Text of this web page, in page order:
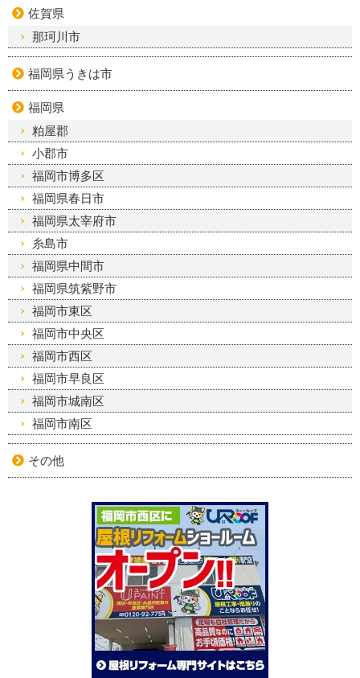
佐賀県
那珂川市
福岡県うきは市
福岡県
粕屋郡
小郡市
福岡市博多区
福岡県春日市
福岡県太宰府市
糸島市
福岡県中間市
福岡県筑紫野市
福岡市東区
福岡市中央区
福岡市西区
福岡市早良区
福岡市城南区
福岡市南区
その他